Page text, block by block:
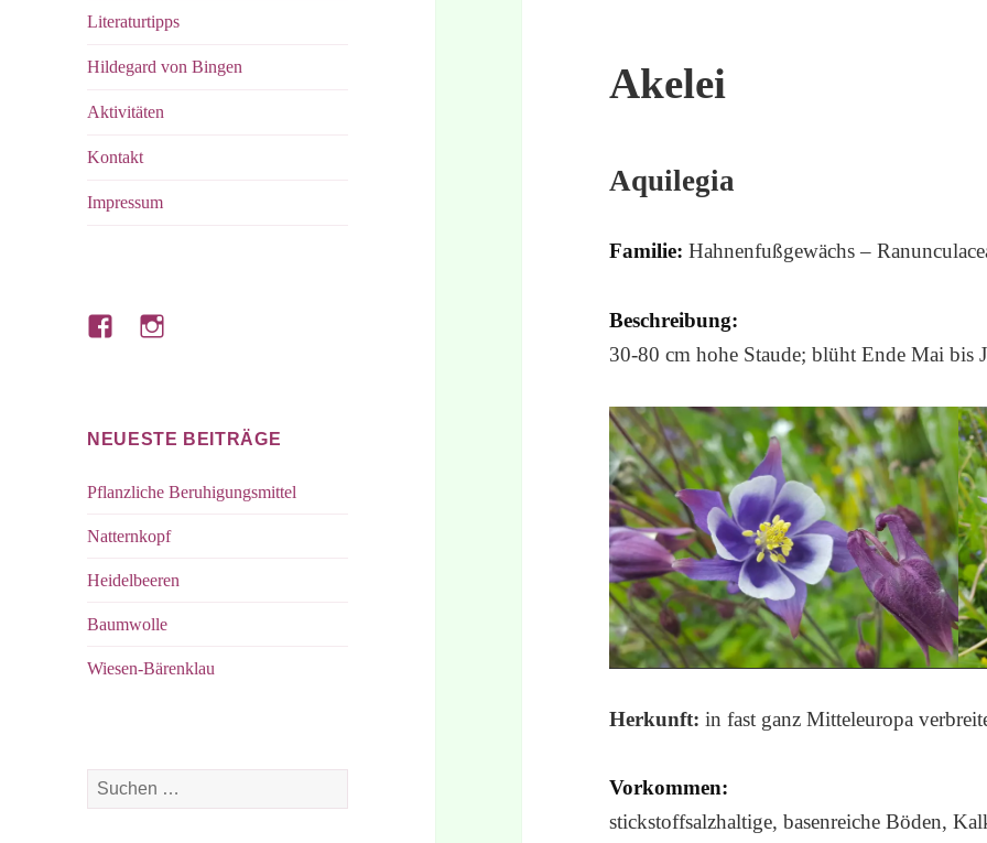
Literaturtipps
Hildegard von Bingen
Aktivitäten
Kontakt
Impressum
Hubert’sHubert’s
NEUESTE BEITRÄGE
Pflanzliche Beruhigungsmittel
Natternkopf
Heidelbeeren
Baumwolle
Wiesen-Bärenklau
Suchen
nach:
Akelei
Aquilegia
Familie: Hahnenfußgewächs –
Beschreibung:
30-80 cm hohe Staude; blüht Ende Mai
Herkunft: in fast ganz Mitteleuropa
Vorkommen:
stickstoffsalzhaltige, basenreiche Böden,